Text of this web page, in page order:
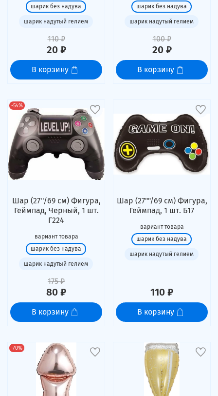
шарик без надува
шарик надутый гелием
110 ₽
20 ₽
В корзину
шарик без надува
шарик надутый гелием
100 ₽
20 ₽
В корзину
-54%
Шар (27''/69 см) Фигура,
Геймпад, Черный, 1 шт.
Г224
вариант товара
шарик без надува
шарик надутый гелием
175 ₽
80 ₽
В корзину
Шар (27""/69 см) Фигура,
Геймпад, 1 шт. Б17
вариант товара
шарик без надува
шарик надутый гелием
110 ₽
В корзину
-70%